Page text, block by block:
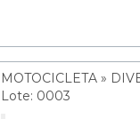
MOTOCICLETA »
Lote: 0003